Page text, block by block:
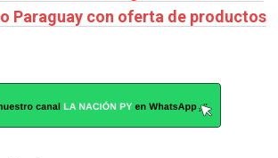
Paraguay con oferta de productos